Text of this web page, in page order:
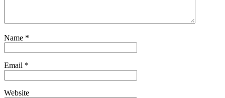
Name *
Email *
Website